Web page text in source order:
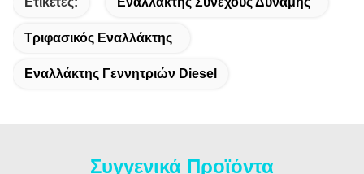
Τριφασικός Εναλλάκτης
Εναλλάκτης Γεννητριών Diesel
Συγγενικά Προϊόντα